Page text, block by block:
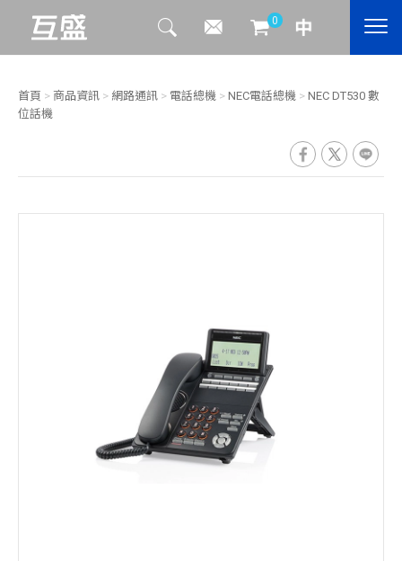
0
首頁 > 商品資訊 > 網路通訊 > 電話總機 > NEC電話總機 > NEC DT530 數
位話機